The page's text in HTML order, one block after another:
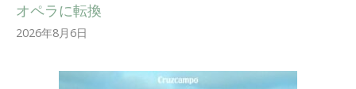
オペラに転換
2026年8月6日